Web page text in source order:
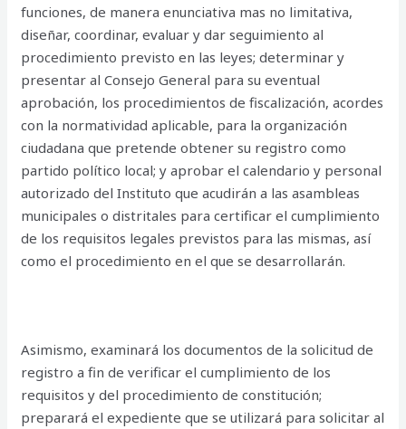
funciones, de manera enunciativa mas no limitativa,
diseñar, coordinar, evaluar y dar seguimiento al
procedimiento previsto en las leyes; determinar y
presentar al Consejo General para su eventual
aprobación, los procedimientos de fiscalización, acordes
con la normatividad aplicable, para la organización
ciudadana que pretende obtener su registro como
partido político local; y aprobar el calendario y personal
autorizado del Instituto que acudirán a las asambleas
municipales o distritales para certificar el cumplimiento
de los requisitos legales previstos para las mismas, así
como el procedimiento en el que se desarrollarán.
Asimismo, examinará los documentos de la solicitud de
registro a fin de verificar el cumplimiento de los
requisitos y del procedimiento de constitución;
preparará el expediente que se utilizará para solicitar al